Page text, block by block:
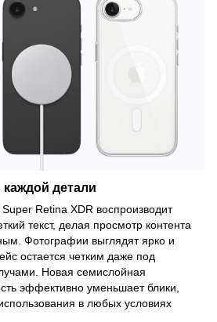
каждой детали
Retina XDR воспроизводит
текст, делая просмотр контента
Фотографии выглядят ярко и
остается четким даже под
Новая семислойная
эффективно уменьшает блики,
в любых условиях